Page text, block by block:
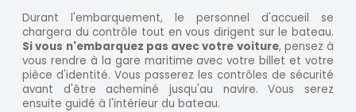
Durant l'embarquement, le personnel d'accueil se
chargera du contrôle tout en vous dirigent sur le bateau.
Si vous n'embarquez pas avec votre voiture, pensez à
vous rendre à la gare maritime avec votre billet et votre
pièce d'identité. Vous passerez les contrôles de sécurité
avant d'être acheminé jusqu'au navire. Vous serez
ensuite guidé à l'intérieur du bateau.